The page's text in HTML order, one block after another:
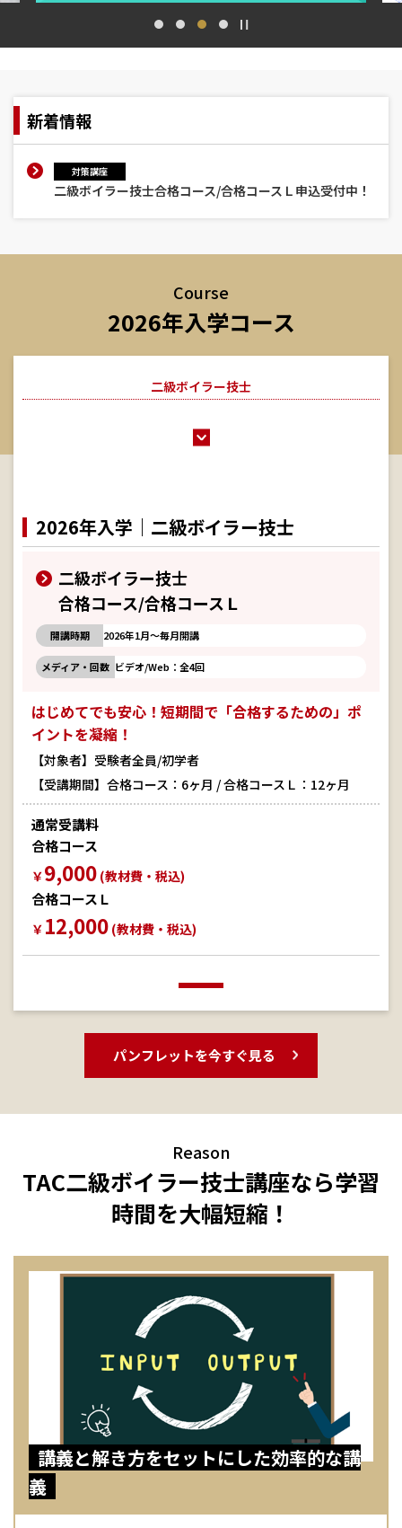
新着情報
対策講座
二級ボイラー技士合格コース/合格コースＬ申込受付中！
Course
2026年入学コース
二級ボイラー技士
2026年入学｜二級ボイラー技士
二級ボイラー技士
合格コース/合格コースＬ
開講時期 2026年1月～毎月開講
メディア・回数 ビデオ/Web：全4回
はじめてでも安心！短期間で「合格するための」ポ
イントを凝縮！
【対象者】受験者全員/初学者
【受講期間】合格コース：6ヶ月 / 合格コースＬ：12ヶ月
通常受講料
合格コース
￥9,000 (教材費・税込)
合格コースＬ
￥ 12,000 (教材費・税込)
パンフレットを今すぐ見る
Reason
TAC二級ボイラー技士講座なら学習
時間を大幅短縮！
講義と解き方をセットにした効率的な講
義